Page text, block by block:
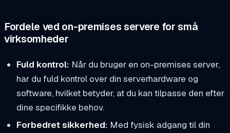
Fordele ved on-premises servere for små
virksomheder
Fuld kontrol: Når du bruger en on-premises server,
har du fuld kontrol over din serverhardware og
software, hvilket betyder, at du kan tilpasse den efter
dine specifikke behov.
Forbedret sikkerhed: Med fysisk adgang til din